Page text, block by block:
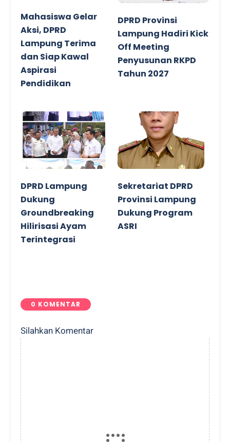
Mahasiswa Gelar
Aksi, DPRD
Lampung Terima
dan Siap Kawal
Aspirasi
Pendidikan
DPRD Provinsi
Lampung Hadiri Kick
Off Meeting
Penyusunan RKPD
Tahun 2027
DPRD Lampung
Dukung
Groundbreaking
Hilirisasi Ayam
Terintegrasi
Sekretariat DPRD
Provinsi Lampung
Dukung Program
ASRI
0 KOMENTAR
Silahkan Komentar